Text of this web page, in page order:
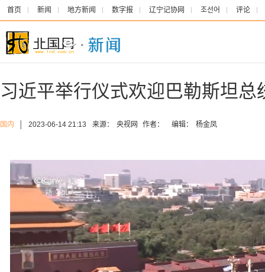
首页 新闻 地方新闻 数字报 辽宁记协网 조선어 评论
习近平举行仪式欢迎巴勒斯坦总
国内 2023-06-14 21:13 来源： 央视网 作者： 编辑： 杨金凤